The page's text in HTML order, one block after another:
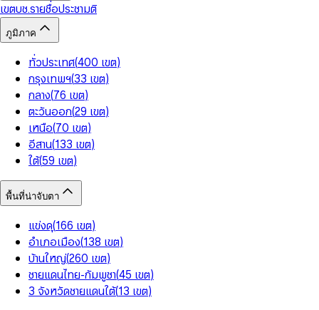
เขตบช.รายชื่อประชามติ
ภูมิภาค
ทั่วประเทศ(400 เขต)
กรุงเทพฯ(33 เขต)
กลาง(76 เขต)
ตะวันออก(29 เขต)
เหนือ(70 เขต)
อีสาน(133 เขต)
ใต้(59 เขต)
พื้นที่น่าจับตา
แข่งดุ(166 เขต)
อำเภอเมือง(138 เขต)
บ้านใหญ่(260 เขต)
ชายแดนไทย-กัมพูชา(45 เขต)
3 จังหวัดชายแดนใต้(13 เขต)